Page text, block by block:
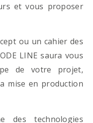
et vous proposer
ou un cahier des
LINE saura vous
de votre projet,
mise en production
des technologies